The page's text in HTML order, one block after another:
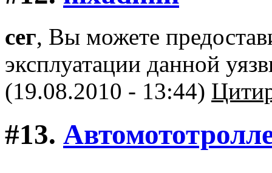
сег, Вы можете
эксплуатации данной
(19.08.2010 - 13:44)
#13.